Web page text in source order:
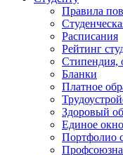
Правила
Расписания
Рейтинг
Стипендия,
Бланки
Платное
Здоровый
Единое
Портфолио